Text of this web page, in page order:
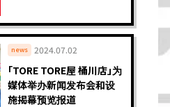
news
「TORE TORE屋 桶川店」为
媒体举办新闻发布会和设
施揭幕预览报道
2024.07.02